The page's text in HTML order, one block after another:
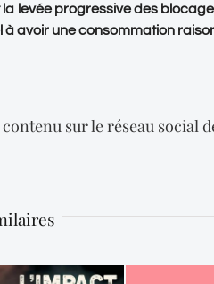
levée progressive des
à avoir une consommation
sur le réseau social